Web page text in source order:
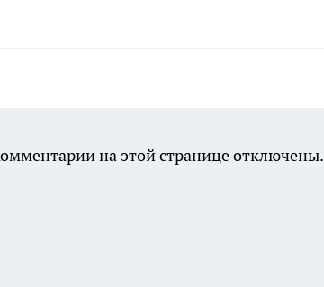
на этой странице отключены.